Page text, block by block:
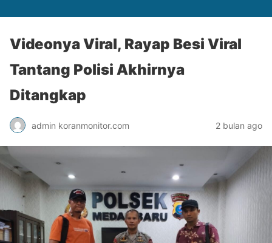
Videonya Viral, Rayap Besi Viral
Tantang Polisi Akhirnya
Ditangkap
admin koranmonitor.com 2 bulan ago